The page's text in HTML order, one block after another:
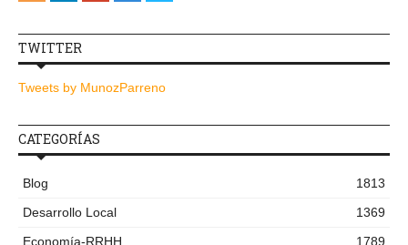
TWITTER
Tweets by MunozParreno
CATEGORÍAS
Blog
1813
Desarrollo Local
1369
Economía-RRHH
1789